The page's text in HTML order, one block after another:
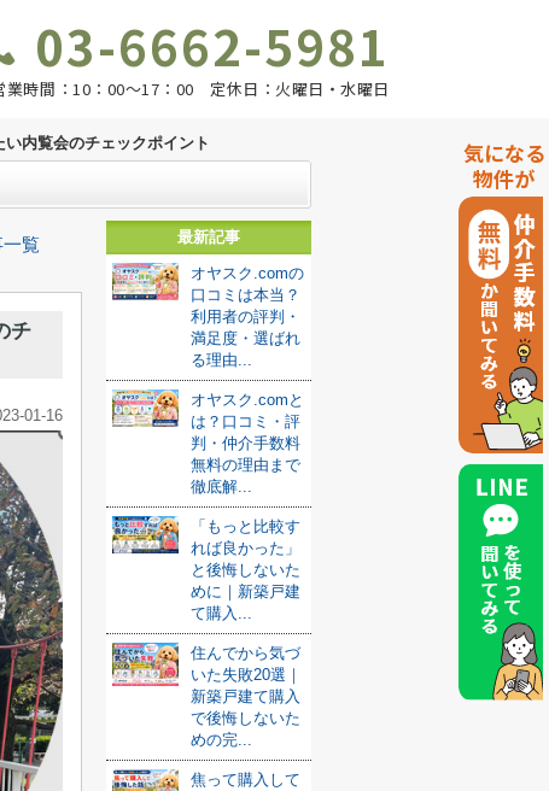
03-6662-5981
業時間：10：00～17：00 定休日：火曜日・水曜日
内覧会のチェックポイント
一覧
チ
01-16
最新記事
オヤスク.comの
口コミは本当？
利用者の評判・
満足度・選ばれ
る理由...
オヤスク.comと
は？口コミ・評
判・仲介手数料
無料の理由まで
徹底解...
「もっと比較す
れば良かった」
と後悔しないた
めに｜新築戸建
て購入...
住んでから気づ
いた失敗20選｜
新築戸建て購入
で後悔しないた
めの完...
焦って購入して
気になる
物件が